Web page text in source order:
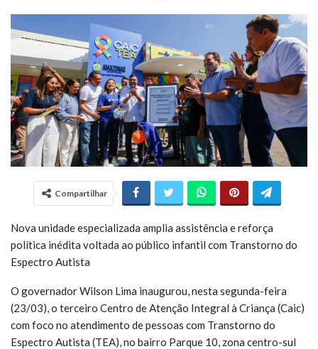
Compartilhar
Nova unidade especializada amplia assistência e reforça
política inédita voltada ao público infantil com Transtorno do
Espectro Autista
O governador Wilson Lima inaugurou, nesta segunda-feira
(23/03), o terceiro Centro de Atenção Integral à Criança (Caic)
com foco no atendimento de pessoas com Transtorno do
Espectro Autista (TEA), no bairro Parque 10, zona centro-sul